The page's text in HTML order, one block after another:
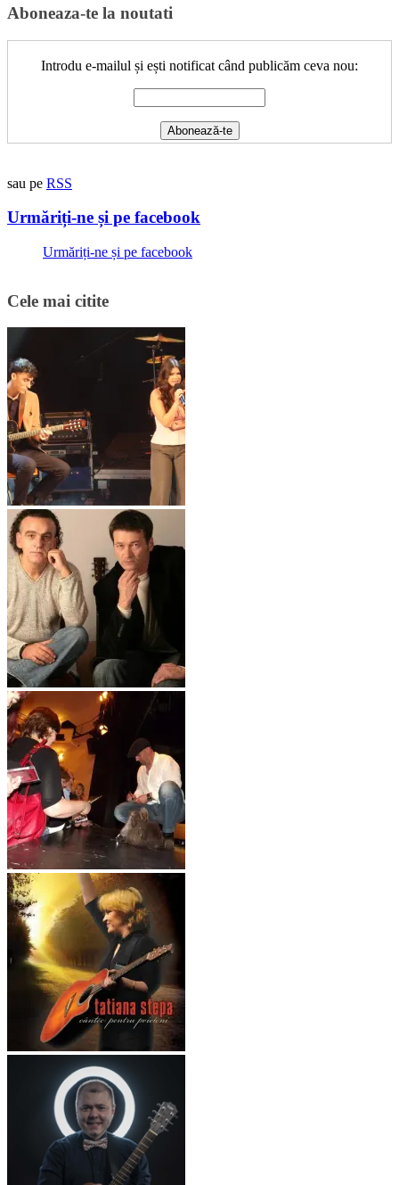
Aboneaza-te la noutati
Introdu e-mailul și ești notificat când publicăm ceva nou:
sau pe RSS
Urmăriți-ne și pe facebook
Urmăriți-ne și pe facebook
Cele mai citite